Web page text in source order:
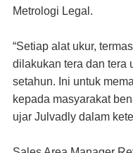
Metrologi Legal.
“Setiap alat ukur,
dilakukan tera dan tera
setahun. Ini untuk
kepada masyarakat
ujar Julvadly dalam